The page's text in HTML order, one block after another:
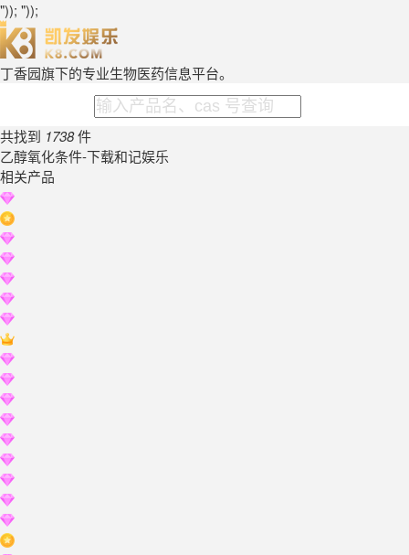
")); "));
丁香园旗下的专业生物医药信息平台。
共找到 1738件
乙醇氧化条件-下载和记娱乐
相关产品